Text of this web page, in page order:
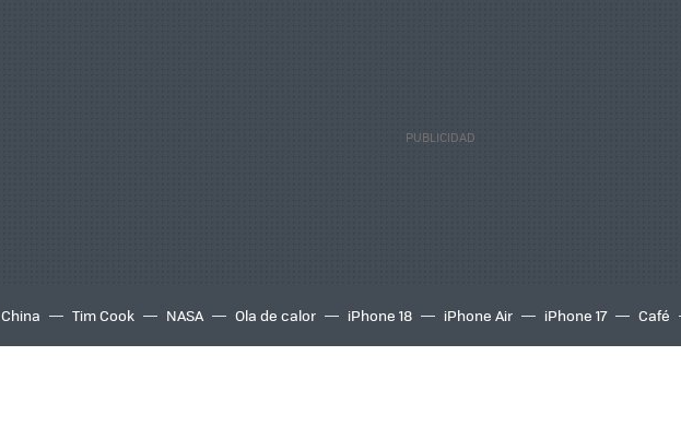
China Tim Cook NASA Ola de calor iPhone 18 iPhone Air iPhone 17 Café